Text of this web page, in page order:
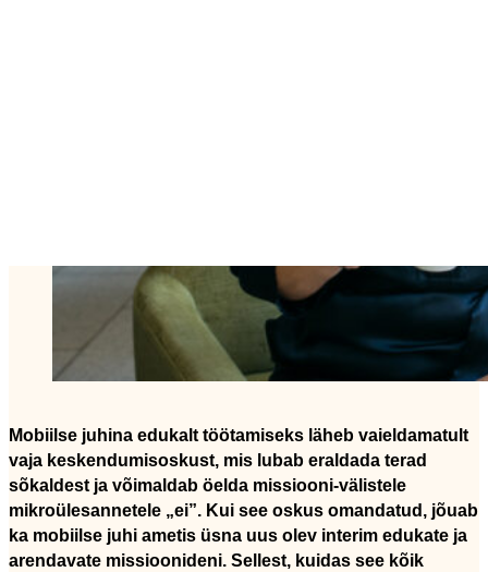
Mobiilse juhina edukalt töötamiseks läheb vaieldamatult
vaja keskendumisoskust, mis lubab eraldada terad
sõkaldest ja võimaldab öelda missiooni-välistele
mikroülesannetele „ei”. Kui see oskus omandatud, jõuab
ka mobiilse juhi ametis üsna uus olev interim edukate ja
arendavate missioonideni. Sellest, kuidas see kõik